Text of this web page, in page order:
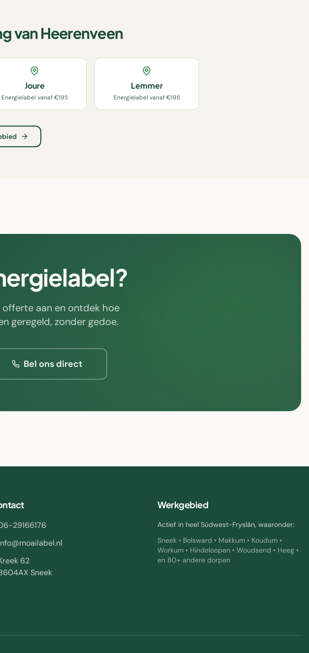
vanHeerenveen
Joure
Energielabel vanaf €195
Lemmer
Energielabel vanaf €195
aan en ontdek hoe
geregeld, zonder gedoe.
Bel ons direct
29166176
62
Sneek
Werkgebied
Actief in heel Súdwest-Fryslân, waaronder:
Sneek • Bolsward • Makkum • Koudum •
Workum • Hindeloopen • Woudsend • Heeg •
en 80+ andere dorpen